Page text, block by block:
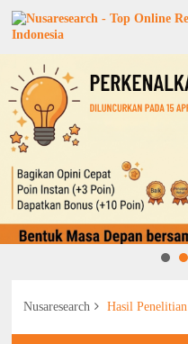
Nusaresearch Hasil Penelitian